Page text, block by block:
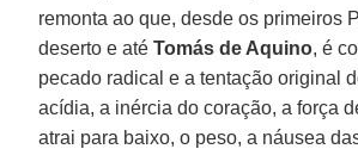
remonta ao que, desde os primeiros
deserto e atéTomás de Aquino, é
pecado radical e a tentação original
acídia, a inércia do coração, a força
atrai para baixo, o peso, a náusea